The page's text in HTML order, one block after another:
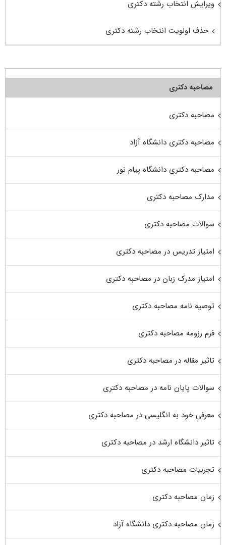
ویرایش انتخاب رشته دکتری
حذف اولویت انتخاب رشته دکتری
مصاحبه دکتری
مصاحبه دکتری
مصاحبه دکتری دانشگاه آزاد
مصاحبه دکتری دانشگاه پیام نور
مدارک مصاحبه دکتری
سوالات مصاحبه دکتری
امتیاز تدریس در مصاحبه دکتری
امتیاز مدرک زبان در مصاحبه دکتری
توصیه نامه مصاحبه دکتری
فرم رزومه مصاحبه دکتری
تاثیر مقاله در مصاحبه دکتری
سوالات پایان نامه در مصاحبه دکتری
معرفی خود به انگلیسی در مصاحبه دکتری
تاثیر دانشگاه ارشد در مصاحبه دکتری
تجربیات مصاحبه دکتری
زمان مصاحبه دکتری
زمان مصاحبه دکتری دانشگاه آزاد